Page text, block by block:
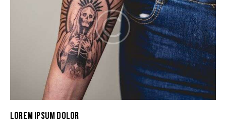
LOREM IPSUM DOLOR